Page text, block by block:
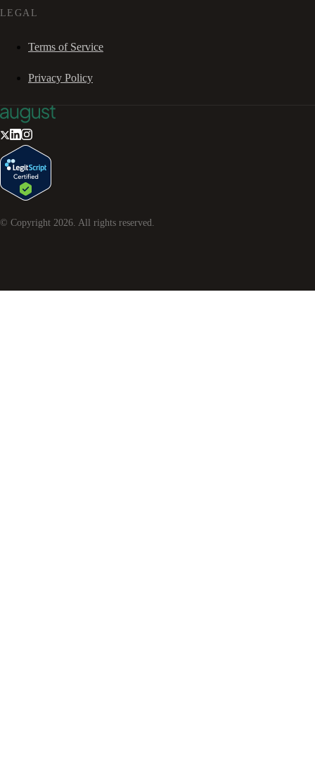
LEGAL
Terms of Service
Privacy Policy
© Copyright 2026 . All rights reserved.